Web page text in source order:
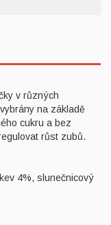
v různých
na základě
cukru a bez
růst zubů.
4%, slunečnicový